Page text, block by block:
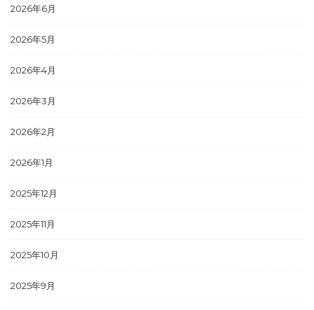
2026年6月
2026年5月
2026年4月
2026年3月
2026年2月
2026年1月
2025年12月
2025年11月
2025年10月
2025年9月